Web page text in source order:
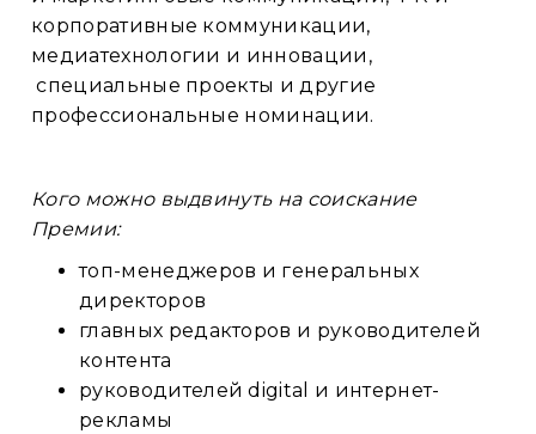
корпоративные коммуникации,
медиатехнологии и инновации,
специальные проекты и другие
профессиональные номинации.
Кого можно выдвинуть на соискание
Премии:
топ-менеджеров и генеральных
директоров
главных редакторов и руководителей
контента
руководителей digital и интернет-
рекламы